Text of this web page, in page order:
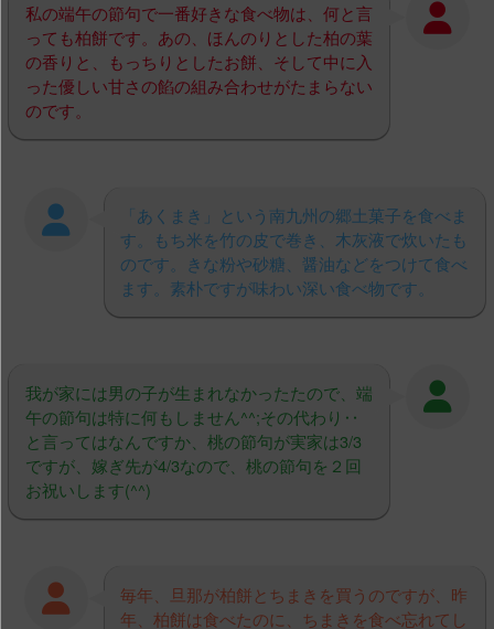
私の端午の節句で一番好きな食べ物は、何と言
っても柏餅です。あの、ほんのりとした柏の葉
の香りと、もっちりとしたお餅、そして中に入
った優しい甘さの餡の組み合わせがたまらない
のです。
「あくまき」という南九州の郷土菓子を食べま
す。もち米を竹の皮で巻き、木灰液で炊いたも
のです。きな粉や砂糖、醤油などをつけて食べ
ます。素朴ですが味わい深い食べ物です。
我が家には男の子が生まれなかったたので、端
午の節句は特に何もしません^^;その代わり‥
と言ってはなんですか、桃の節句が実家は3/3
ですが、嫁ぎ先が4/3なので、桃の節句を２回
お祝いします(^^)
毎年、旦那が柏餅とちまきを買うのですが、昨
年、柏餅は食べたのに、ちまきを食べ忘れてし